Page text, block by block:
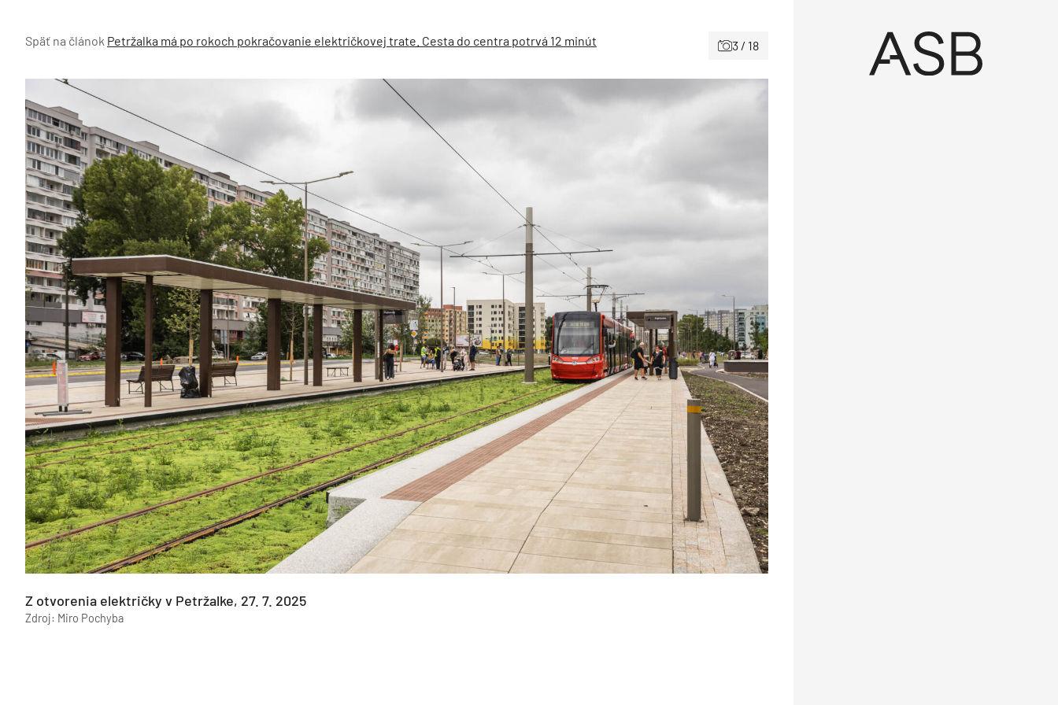
Späť na článok Petržalka má po rokoch pokračovanie električkovej trate. Cesta do centra potrvá 12 minút 3 / 18
Z otvorenia električky v Petržalke, 27. 7. 2025
Zdroj: Miro Pochyba